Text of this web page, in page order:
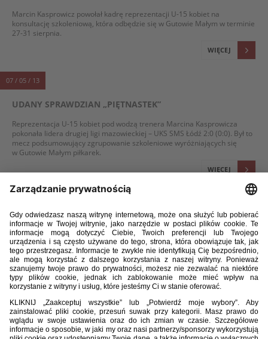
Marcin Kasprowicz powołał kadrę reprezentacji U-15 kobiet na
konsultację szkoleniową, która odbędzie się w Gutowie Małym w terminie
27-31 sierpnia.
WIĘCEJ
07 / 05 / 13
UDANY SPRAWDZIAN „PIĘTNASTEK”
Reprezentacja U-15 kobiet pod wodzą trenera Marcina Kasprowicza
pokonała lidera drugiej ligi mazowieckiej – UKS SMS Łódź 2:0 (0:0). Był to
mecz podsumowujący zgrupowanie szkoleniowe wyróżniających się
w Gutowie Małym piłkarek.
WIĘCEJ
OSIECKA ZASTĄPI ŻMIJEWSKĄ
Kliknij, by dowiedzieć się więcej.
WIĘCEJ
06 / 05 / 13
REPREZENTACJA KOBIET U-15 PRACUJE PEŁNĄ PARĄ
Zajęcia grupy naborowej wyróżniających się zawodniczek do lat 15